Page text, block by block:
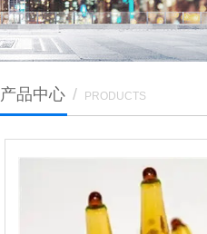
产品中心 / PRODUCTS